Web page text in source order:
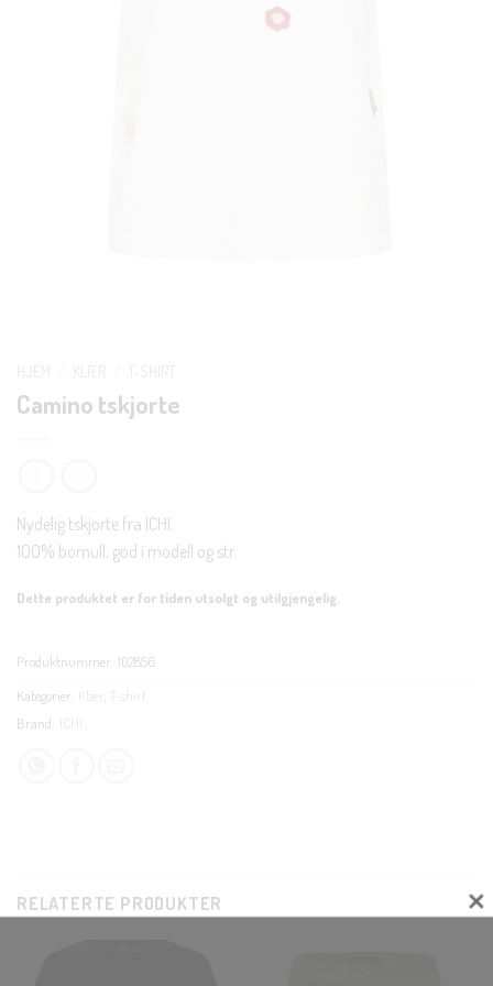
Camino tskjorte
Nydelig tskjorte fra ICHI.
100% bomull, god i modell og str.
Dette produktet er for tiden utsolgt og utilgjengelig.
Produktnummer: 102856
Kategorier: Klær T-shirt
Brand: ICHI
RELATERTE PRODUKTER